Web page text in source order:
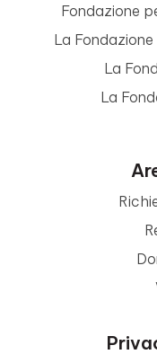
Fondazione
La
La
La